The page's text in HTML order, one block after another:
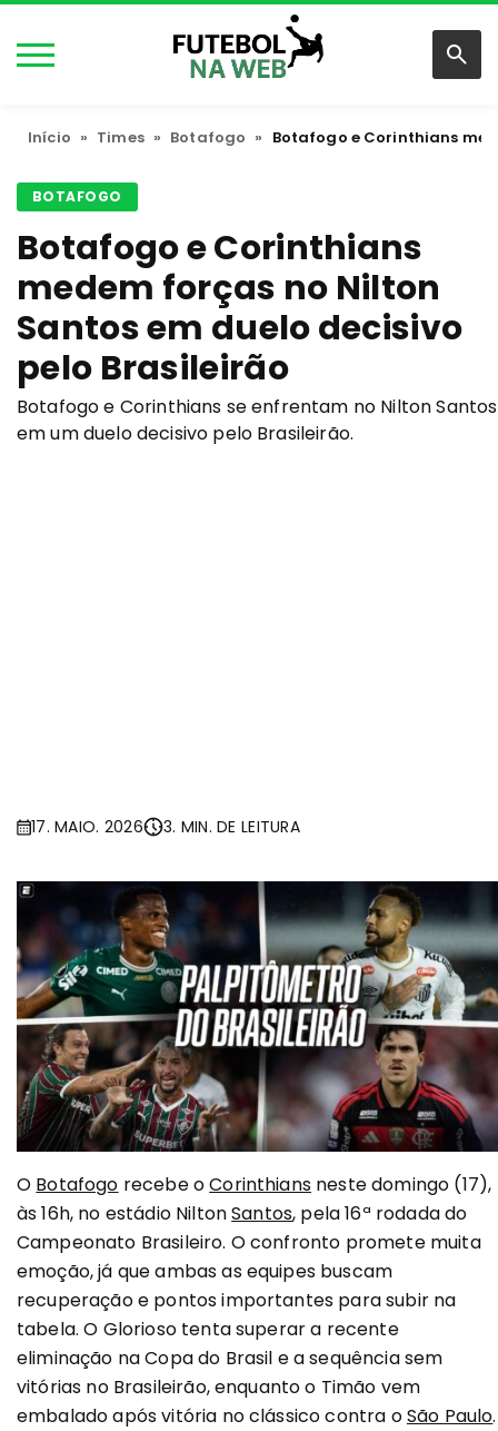
Início » Times » Botafogo » Botafogo e Corinthians
BOTAFOGO
Botafogo e Corinthians
medem forças no Nilton
Santos em duelo decisivo
pelo Brasileirão
Botafogo e Corinthians se enfrentam no Nilton Santos
em um duelo decisivo pelo Brasileirão.
17. MAIO. 2026 3. MIN. DE LEITURA
O Botafogo recebe oCorinthiansneste domingo (17),
às 16h, no estádio NiltonSantos, pela 16ª rodada do
Campeonato Brasileiro. O confronto promete muita
emoção, já que ambas as equipes buscam
recuperação e pontos importantes para subir na
tabela. O Glorioso tenta superar a recente
eliminação na Copa do Brasil e a sequência sem
vitórias no Brasileirão, enquanto o Timão vem
embalado após vitória no clássico contra oSão Paulo.